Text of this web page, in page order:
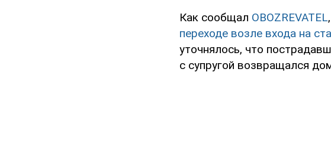
Как сообщал OBOZREVATEL
переходе возле входа на
уточнялось, что
с супругой возвращался